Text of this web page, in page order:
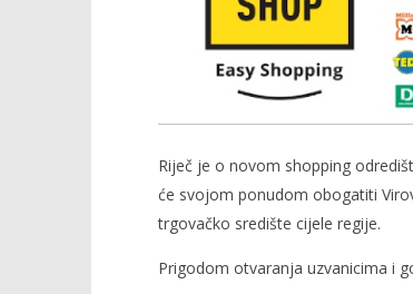
Riječ je o novom shopping
će svojom ponudom obogatiti
trgovačko središte cijele regije.
Prigodom otvaranja uzvanicima i